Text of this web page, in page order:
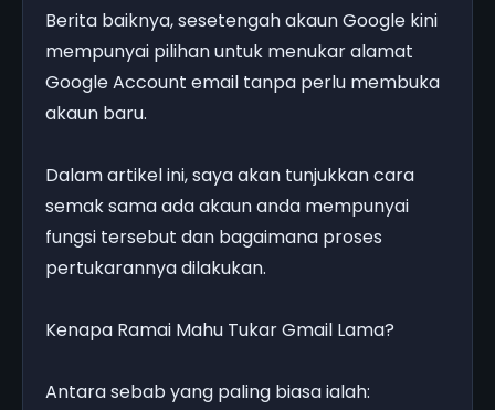
Berita baiknya, sesetengah akaun Google kini
mempunyai pilihan untuk menukar alamat
Google Account email tanpa perlu membuka
akaun baru.
Dalam artikel ini, saya akan tunjukkan cara
semak sama ada akaun anda mempunyai
fungsi tersebut dan bagaimana proses
pertukarannya dilakukan.
Kenapa Ramai Mahu Tukar Gmail Lama?
Antara sebab yang paling biasa ialah: